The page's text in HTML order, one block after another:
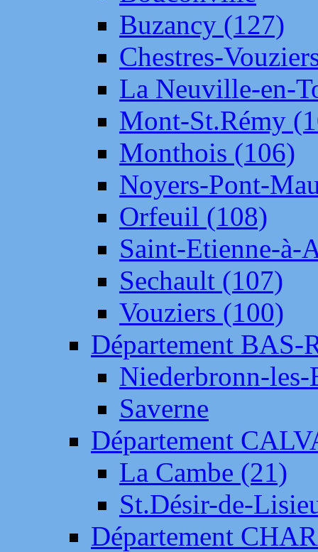
Buzancy (127)
Chestres-
La Neuville-en-
Mont-St.Rémy
Monthois (106)
Noyers-Pont-
Orfeuil (108)
Saint-Etienne-à-
Sechault (107)
Vouziers (100)
Département BAS-
Niederbronn-
Saverne
Département
La Cambe (21)
St.Désir-de-
Département